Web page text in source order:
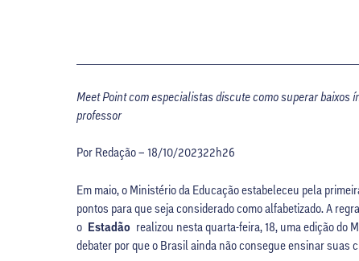
Meet Point com especialistas discute como superar
professor
Por Redação –18/10/202322h26
Em maio, o Ministério da Educação estabeleceu pela
pontos para que seja considerado como alfabetizado. A
o Estadão realizou nesta quarta-feira, 18, uma edição do
debater por que o Brasil ainda não consegue ensinar suas